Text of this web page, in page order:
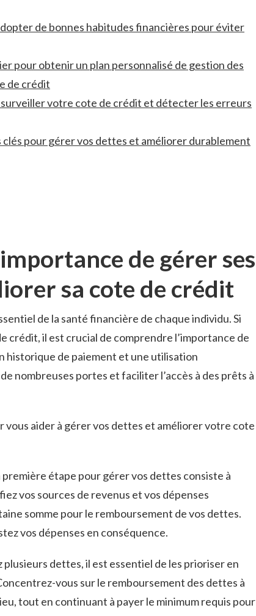
de ​bonnes habitudes financières pour éviter
pour obtenir un plan‌ personnalisé de gestion​ des
de crédit
votre cote de crédit et détecter les erreurs
pour gérer vos dettes et améliorer durablement
de gérer ses
​sa cote de crédit
de la santé financière de chaque individu. Si
crédit, il est‌ crucial‌ de comprendre l’importance de
historique de paiement et une utilisation
nombreuses portes et ⁤faciliter l’accès à des prêts à
‌vous aider à gérer vos dettes et améliorer votre cote
étape pour gérer vos ⁢dettes consiste à‍
vos sources de revenus et ‌vos dépenses​
somme pour le remboursement de vos dettes.⁤
vos dépenses en conséquence.
plusieurs dettes, il est essentiel de les prioriser en
vous sur le remboursement des ⁢dettes à
tout en continuant à payer le minimum requis pour